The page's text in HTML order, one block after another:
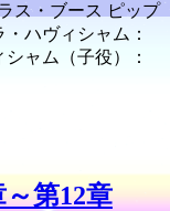
ス・ブース ピップ
ハヴィシャム：
ャム（子役）：
第12章